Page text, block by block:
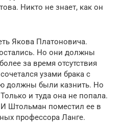
Никто не знает, как он
Якова Платоновича.
остались. Но они должны
за время отсутствия
узами брака с
должны были казнить. Но
и туда она не попала.
Штольман поместил ее в
профессора Ланге.